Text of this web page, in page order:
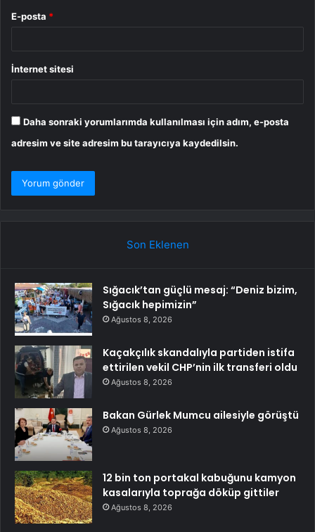
E-posta *
İnternet sitesi
Daha sonraki yorumlarımda kullanılması için adım, e-posta
adresim ve site adresim bu tarayıcıya kaydedilsin.
Son Eklenen
Sığacık’tan güçlü mesaj: “Deniz bizim,
Sığacık hepimizin”
Ağustos 8, 2026
Kaçakçılık skandalıyla partiden istifa
ettirilen vekil CHP’nin ilk transferi oldu
Ağustos 8, 2026
Bakan Gürlek Mumcu ailesiyle görüştü
Ağustos 8, 2026
12 bin ton portakal kabuğunu kamyon
kasalarıyla toprağa döküp gittiler
Ağustos 8, 2026